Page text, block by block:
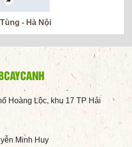
- Hà Nội
Hoàng Lộc, khu 17 TP Hải
Minh Huy